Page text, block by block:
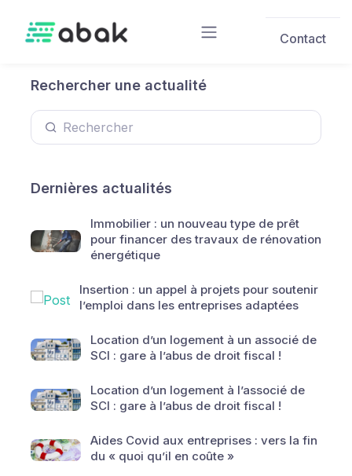
Contact
Rechercher une actualité
Dernières actualités
Immobilier : un nouveau type de prêt
pour financer des travaux de rénovation
énergétique
Insertion : un appel à projets pour soutenir
l’emploi dans les entreprises adaptées
Location d’un logement à un associé de
SCI : gare à l’abus de droit fiscal !
Location d’un logement à l’associé de
SCI : gare à l’abus de droit fiscal !
Aides Covid aux entreprises : vers la fin
du « quoi qu’il en coûte »